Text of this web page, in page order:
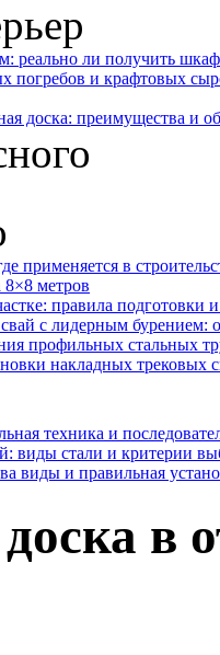
реально ли получить
погребов и крафтовых
доска: преимущества и
применяется в
метров
правила подготовки
с лидерным бурением:
профильных стальных
накладных трековых
техника и
виды стали и критерии
виды и правильная
в